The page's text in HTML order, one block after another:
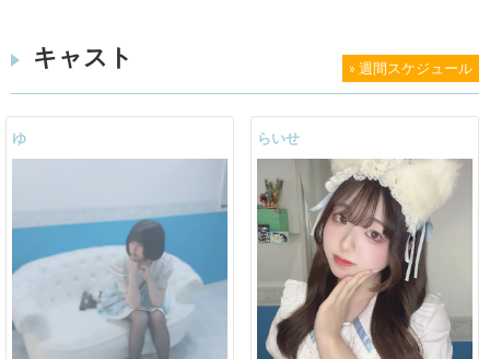
キャスト » 週間スケジュール
ゆ らいせ